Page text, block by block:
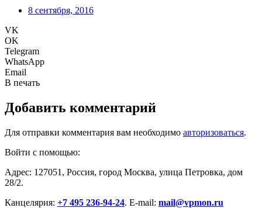
8 сентября, 2016
VK
OK
Telegram
WhatsApp
Email
В печать
Добавить комментарий
Для отправки комментария вам необходимо авторизоваться.
Войти с помощью:
Адрес: 127051, Россия, город Москва, улица Петровка, дом
28/2.
Канцелярия: +7 495 236-94-24. E-mail: mail@vpmon.ru